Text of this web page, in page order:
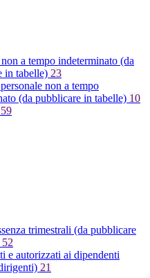
a tempo indeterminato (da
in tabelle) 23
non a tempo
(da pubblicare in tabelle) 10
59
trimestrali (da pubblicare
52
e autorizzati ai dipendenti
21